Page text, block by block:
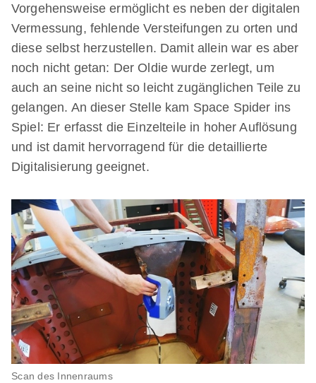
Vorgehensweise ermöglicht es neben der digitalen
Vermessung, fehlende Versteifungen zu orten und
diese selbst herzustellen. Damit allein war es aber
noch nicht getan: Der Oldie wurde zerlegt, um
auch an seine nicht so leicht zugänglichen Teile zu
gelangen. An dieser Stelle kam Space Spider ins
Spiel: Er erfasst die Einzelteile in hoher Auflösung
und ist damit hervorragend für die detaillierte
Digitalisierung geeignet.
Scan des Innenraums